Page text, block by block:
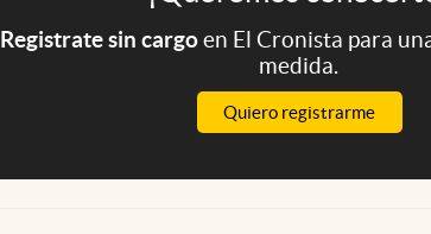
Registrate sin cargoen El Cronista para
medida.
Quiero registrarme